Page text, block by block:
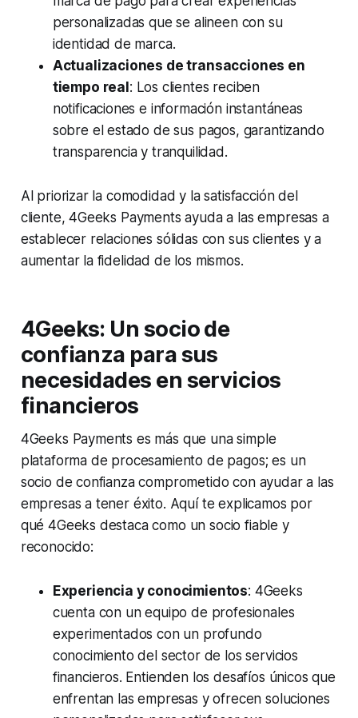
personalizadas que se alineen con su
identidad de marca.
Actualizaciones de transacciones en
tiempo real : Los clientes reciben
notificaciones e información instantáneas
sobre el estado de sus pagos, garantizando
transparencia y tranquilidad.
Al priorizar la comodidad y la satisfacción del
cliente, 4Geeks Payments ayuda a las empresas a
establecer relaciones sólidas con sus clientes y a
aumentar la fidelidad de los mismos.
4Geeks: Un socio de
confianza para sus
necesidades en servicios
financieros
4Geeks Payments es más que una simple
plataforma de procesamiento de pagos; es un
socio de confianza comprometido con ayudar a las
empresas a tener éxito. Aquí te explicamos por
qué 4Geeks destaca como un socio fiable y
reconocido:
Experiencia y conocimientos: 4Geeks
cuenta con un equipo de profesionales
experimentados con un profundo
conocimiento del sector de los servicios
financieros. Entienden los desafíos únicos que
enfrentan las empresas y ofrecen soluciones